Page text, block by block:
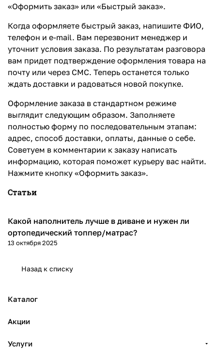
«Оформить заказ» или «Быстрый заказ».
Когда оформляете быстрый заказ, напишите ФИО,
телефон и e-mail. Вам перезвонит менеджер и
уточнит условия заказа. По результатам разговора
вам придет подтверждение оформления товара на
почту или через СМС. Теперь останется только
ждать доставки и радоваться новой покупке.
Оформление заказа в стандартном режиме
выглядит следующим образом. Заполняете
полностью форму по последовательным этапам:
адрес, способ доставки, оплаты, данные о себе.
Советуем в комментарии к заказу написать
информацию, которая поможет курьеру вас найти.
Нажмите кнопку «Оформить заказ».
Статьи
Диваны и кресла
Какой наполнитель лучше в диване и нужен ли
ортопедический топпер/матрас?
13 октября 2025
Назад к списку
Каталог
Акции
Услуги